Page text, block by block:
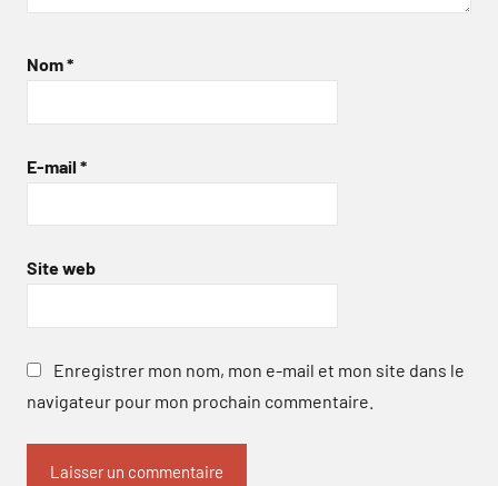
Nom*
E-mail *
Site web
Enregistrer mon nom, mon e-mail et mon site dans le
navigateur pour mon prochain commentaire.